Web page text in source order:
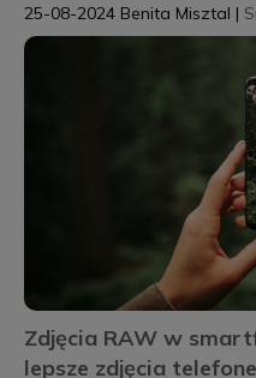
Zdjęcia RAW w
lepsze zdjęcia
25-08-2024 Benita Misztal |